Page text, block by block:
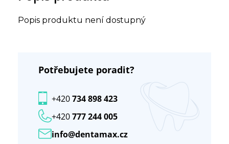
Popis produktu není dostupný
Potřebujete poradit?
info@dentamax.cz
+420777 244 005
+420734 898 423